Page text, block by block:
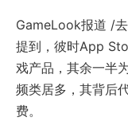
GameLook报道 /
提到，彼时App
戏产品，其余一半
频类居多，其背后
费。